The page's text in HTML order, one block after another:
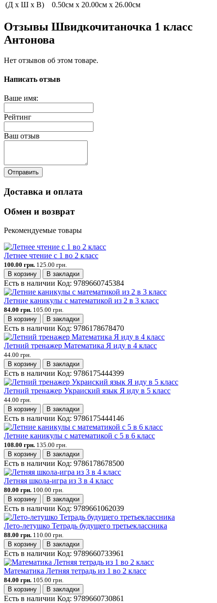
(Д x Ш x В) 0.50см x 20.00см x 26.00см
Отзывы Швидкочитаночка 1 класс
Антонова
Нет отзывов об этом товаре.
Написать отзыв
Ваше имя:
Рейтинг
Ваш отзыв
Отправить
Доставка и оплата
Обмен и возврат
Рекомендуемые товары
Летнее чтение с 1 во 2 класс
100.00 грн. 125.00 грн.
В корзину
В закладки
Есть в наличии Код: 9789660745384
Летние каникулы с математикой из 2 в 3 класс
84.00 грн. 105.00 грн.
В корзину
В закладки
Есть в наличии Код: 9786178678470
Летний тренажер Математика Я иду в 4 класс
44.00 грн.
В корзину
В закладки
Есть в наличии Код: 9786175444399
Летний тренажер Украиский язык Я иду в 5 класс
44.00 грн.
В корзину
В закладки
Есть в наличии Код: 9786175444146
Летние каникулы с математикой с 5 в 6 класс
108.00 грн. 135.00 грн.
В корзину
В закладки
Есть в наличии Код: 9786178678500
Летняя школа-игра из 3 в 4 класс
80.00 грн. 100.00 грн.
В корзину
В закладки
Есть в наличии Код: 9789661062039
Лето-летушко Тетрадь будущего третьеклассника
88.00 грн. 110.00 грн.
В корзину
В закладки
Есть в наличии Код: 9789660733961
Математика Летняя тетрадь из 1 во 2 класс
84.00 грн. 105.00 грн.
В корзину
В закладки
Есть в наличии Код: 9789660730861